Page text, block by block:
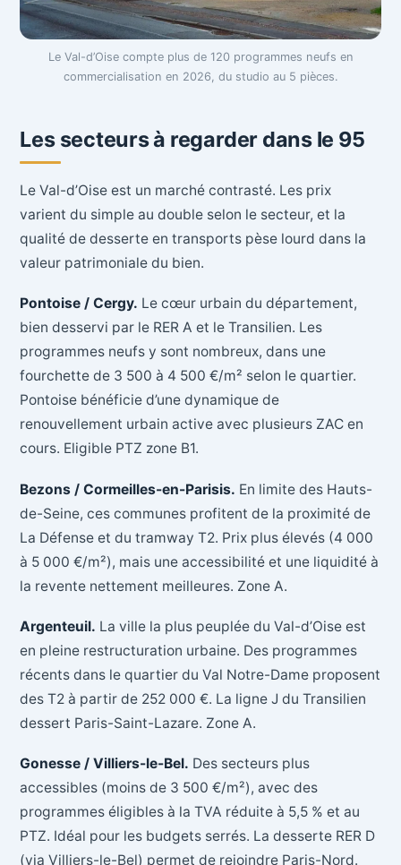
Le Val-d’Oise compte plus de 120 programmes neufs en
commercialisation en 2026, du studio au 5 pièces.
Les secteurs à regarder dans le 95
Le Val-d’Oise est un marché contrasté. Les prix
varient du simple au double selon le secteur, et la
qualité de desserte en transports pèse lourd dans la
valeur patrimoniale du bien.
Pontoise / Cergy. Le cœur urbain du département,
bien desservi par le RER A et le Transilien. Les
programmes neufs y sont nombreux, dans une
fourchette de 3 500 à 4 500 €/m² selon le quartier.
Pontoise bénéficie d’une dynamique de
renouvellement urbain active avec plusieurs ZAC en
cours. Eligible PTZ zone B1.
Bezons / Cormeilles-en-Parisis. En limite des Hauts-
de-Seine, ces communes profitent de la proximité de
La Défense et du tramway T2. Prix plus élevés (4 000
à 5 000 €/m²), mais une accessibilité et une liquidité à
la revente nettement meilleures. Zone A.
Argenteuil. La ville la plus peuplée du Val-d’Oise est
en pleine restructuration urbaine. Des programmes
récents dans le quartier du Val Notre-Dame proposent
des T2 à partir de 252 000 €. La ligne J du Transilien
dessert Paris-Saint-Lazare. Zone A.
Gonesse / Villiers-le-Bel. Des secteurs plus
accessibles (moins de 3 500 €/m²), avec des
programmes éligibles à la TVA réduite à 5,5 % et au
PTZ. Idéal pour les budgets serrés. La desserte RER D
(via Villiers-le-Bel) permet de rejoindre Paris-Nord.